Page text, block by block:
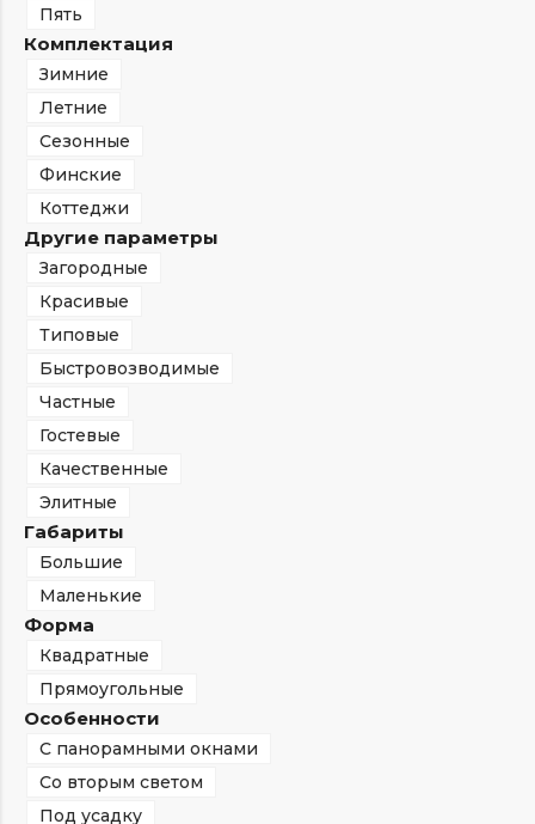
Пять
Комплектация
Зимние
Летние
Сезонные
Финские
Коттеджи
Другие параметры
Загородные
Красивые
Типовые
Быстровозводимые
Частные
Гостевые
Качественные
Элитные
Габариты
Большие
Маленькие
Форма
Квадратные
Прямоугольные
Особенности
С панорамными окнами
Со вторым светом
Под усадку